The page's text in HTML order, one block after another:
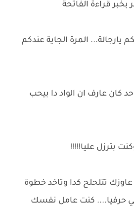
قراءة الفاتحة
يارجالة... المرة الجاية عندكم
كان عارف ان الواد دا بيحب
بترزل عليا!!!!!
تتلحلح كدا وتاخد خطوة
حرفيا.... كنت عامل نفسك